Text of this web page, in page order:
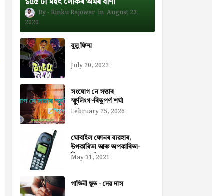
Rinku Rajowar
August 23,
2020
বুলু ফিল্ম
July 20, 2022
সংযোগ নে সত্তাৰ
স্ফুলিংগ~ৰিতুপৰ্ণ শৰ্মা
February 25, 2026
মোবাইল ফোনৰ ব্যৱহাৰ,
উপকাৰিতা আৰু অপকাৰিতা-
নিজৰা বৰ্মন ডেকা
May 31, 2021
গাভিনী ভূত - দেৱ দাস